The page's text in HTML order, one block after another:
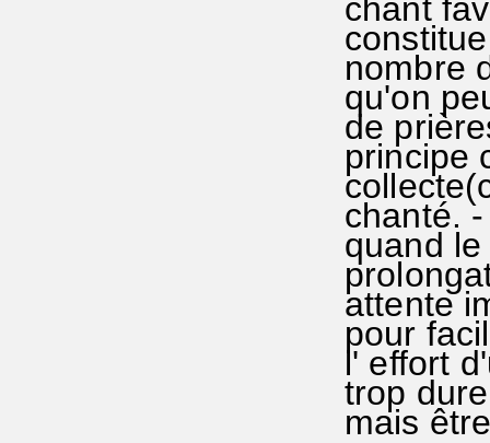
chant
nombre
qu'on
de
principe
chanté.
quand
attente
pour
l' effort
trop
mais